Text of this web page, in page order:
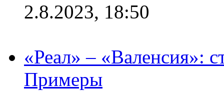
2.8.2023, 18:50
«Реал» – «Валенсия»:
Примеры